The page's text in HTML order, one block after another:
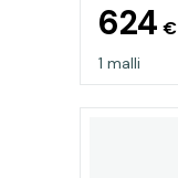
624€
1 malli